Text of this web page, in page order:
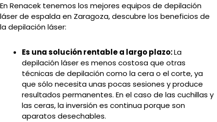
En Renacek tenemos los mejores equipos de depilación
láser de espalda en Zaragoza, descubre los beneficios de
la depilación láser:
Es una solución rentable a largo plazo:La
depilación láser es menos costosa que otras
técnicas de depilación como la cera o el corte, ya
que sólo necesita unas pocas sesiones y produce
resultados permanentes. En el caso de las cuchillas y
las ceras, la inversión es continua porque son
aparatos desechables.